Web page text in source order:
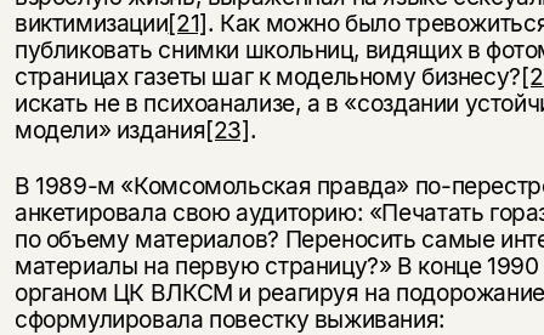
виктимизации[21]. Как можно было
публиковать снимки школьниц, видящих в
страницах газеты шаг к модельному бизнесу?
искать не в психоанализе, а в «создании
модели» издания[23].
В 1989-м «Комсомольская правда» по-
анкетировала свою аудиторию: «Печатать
по объему материалов? Переносить самые
материалы на первую страницу?» В конце 1990
органом ЦК ВЛКСМ и реагируя на
сформулировала повестку выживания: